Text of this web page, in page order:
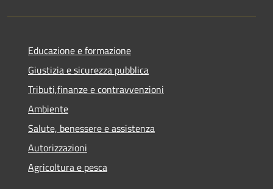
Educazione e formazione
Giustizia e sicurezza pubblica
Tributi,finanze e contravvenzioni
Ambiente
Salute, benessere e assistenza
Autorizzazioni
Agricoltura e pesca